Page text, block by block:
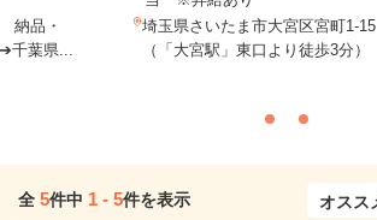
納品・
千葉県...
埼玉県さいたま市大宮区宮町1-15
（「大宮駅」東口より徒歩3分）
全 5件中 1 - 5件を表示